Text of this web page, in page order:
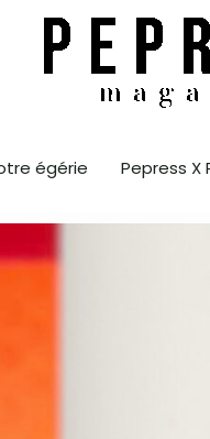
égérie Pepress X